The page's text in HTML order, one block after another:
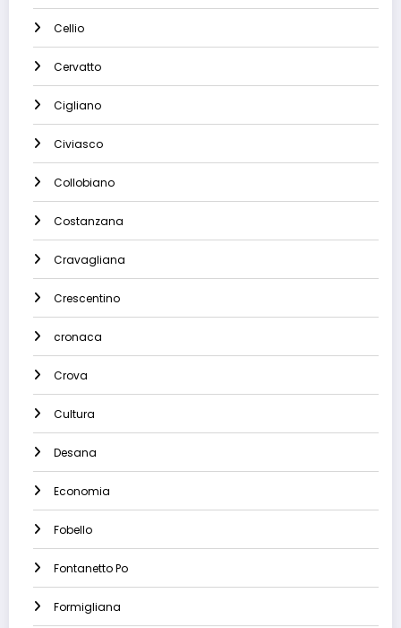
Cellio
Cervatto
Cigliano
Civiasco
Collobiano
Costanzana
Cravagliana
Crescentino
cronaca
Crova
Cultura
Desana
Economia
Fobello
Fontanetto Po
Formigliana